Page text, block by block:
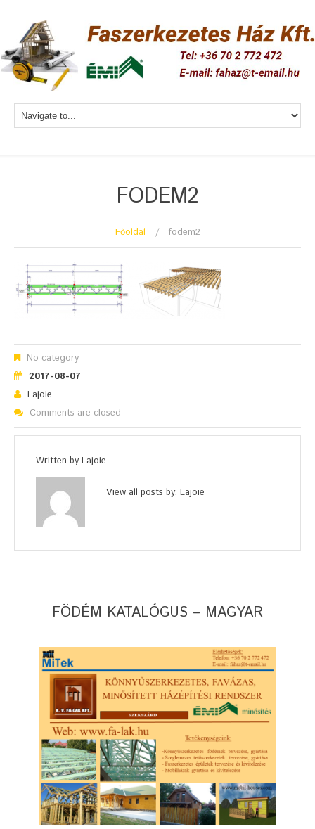
FODEM2
Főoldal fodem2
No category
2017-08-07
Lajoie
Comments are closed
Written by Lajoie
View all posts by: Lajoie
FÖDÉM KATALÓGUS – MAGYAR